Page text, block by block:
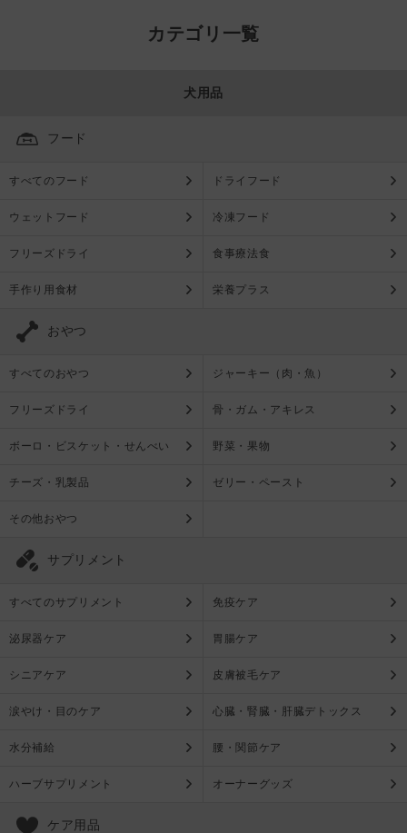
カテゴリ一覧
犬用品
フード
すべてのフード ドライフード
ウェットフード 冷凍フード
フリーズドライ 食事療法食
手作り用食材 栄養プラス
おやつ
すべてのおやつ ジャーキー（肉・魚）
フリーズドライ 骨・ガム・アキレス
ボーロ・ビスケット・せんべい 野菜・果物
チーズ・乳製品 ゼリー・ペースト
その他おやつ
サプリメント
すべてのサプリメント 免疫ケア
泌尿器ケア 胃腸ケア
シニアケア 皮膚被毛ケア
涙やけ・目のケア 心臓・腎臓・肝臓デトックス
水分補給 腰・関節ケア
ハーブサプリメント オーナーグッズ
ケア用品